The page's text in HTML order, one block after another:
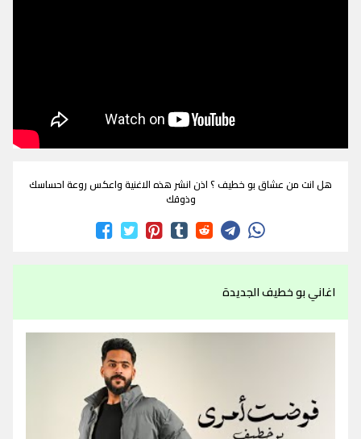
هل انت من عشاق بو خطيف ؟ اذن انشر هذه الاغنية واعكس روعة احساسك
وذوقك
اغاني بو خطيف الجديدة